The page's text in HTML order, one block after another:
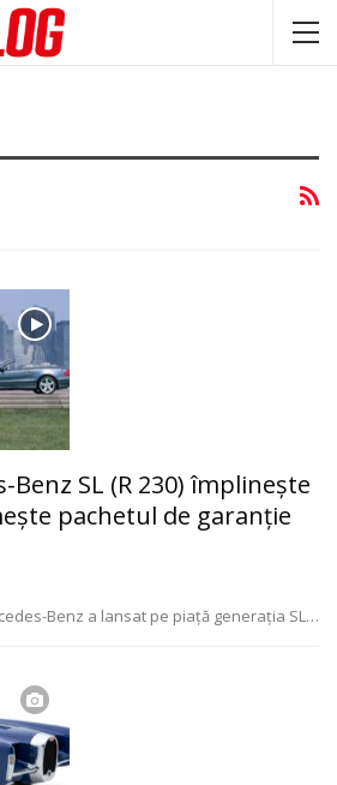
Benz SL (R 230) împlinește
pachetul de garanție
Benz a lansat pe piață generația SL…